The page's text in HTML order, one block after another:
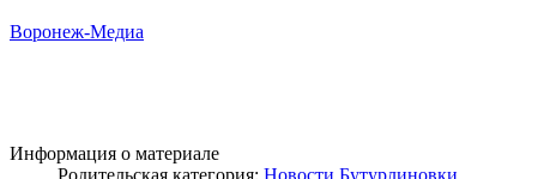
Воронеж-Медиа
Информация о материале
Родительская категория: Новости Бутурлиновки